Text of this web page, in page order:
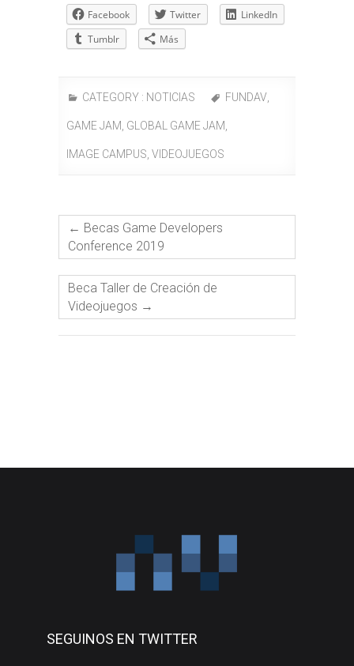
Facebook Twitter
LinkedIn
Tumblr
Más
CATEGORY : NOTICIAS FUNDAV
GAME JAM GLOBAL GAME JAM
IMAGE CAMPUS VIDEOJUEGOS
← Becas Game Developers
Conference 2019
Beca Taller de Creación de
Videojuegos →
SEGUINOS EN TWITTER